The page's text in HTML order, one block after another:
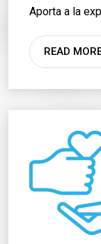
Aporta a la
READ